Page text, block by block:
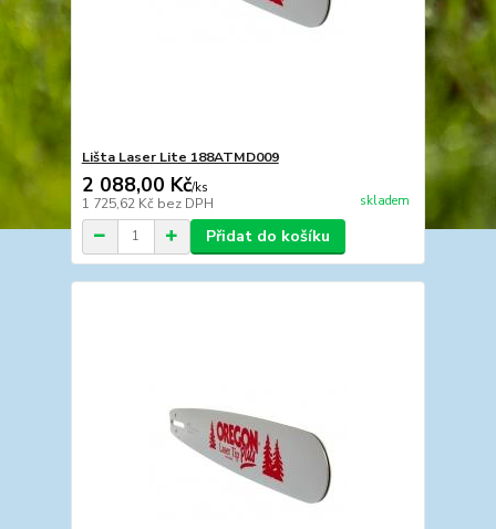
Lišta Laser Lite 188ATMD009
2 088,00 Kč/ks
1 725,62 Kč bez DPH skladem
Přidat do košíku